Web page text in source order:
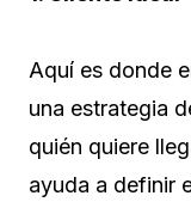
Aquí es donde
una estrategia
quién quiere
ayuda a definir